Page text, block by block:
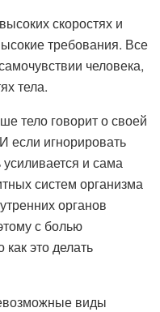
скоростях и
требования. Все
человека,
тела.
тело говорит о своей
если игнорировать
и сама
систем организма
органов
с болью
это делать
виды